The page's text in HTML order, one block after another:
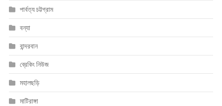
পার্বত্য চট্টগ্রাম
বন্যা
বান্দরবান
ব্রেকিং নিউজ
মহালছড়ি
মাটিরাঙ্গা